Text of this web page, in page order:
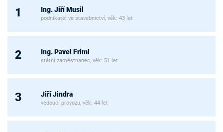
1 Ing. Jiří Musil
podnikatel ve stavebnictví, věk: 43 let
2 Ing. Pavel Friml
státní zaměstnanec, věk: 51 let
3 Jiří Jindra
vedoucí provozu, věk: 44 let